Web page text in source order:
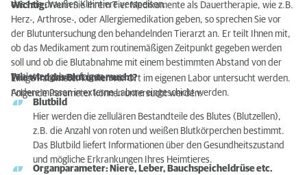
dass sie draußen Kleintiere verspeisen.
Wichtig:Wenn Sie Ihrem Tier Medikamente als Dauertherapie, wie z.B.
Herz-, Arthrose-, oder Allergiemedikation geben, so sprechen Sie vor
der Blutuntersuchung den behandelnden Tierarzt an. Er teilt Ihnen mit,
ob das Medikament zum routinemäßigen Zeitpunkt gegeben werden
soll und ob die Blutabnahme mit einem bestimmten Abstand von der
Tablettengabe erfolgen muss.
Wie wird das Blut untersucht?
Einige Parameter können vor Ort im eigenen Labor untersucht werden.
Andere müssen in externe Labore eingeschickt werden.
Folgende Parameter können untersucht werden:
Blutbild
Hier werden die zellulären Bestandteile des Blutes (Blutzellen),
z.B. die Anzahl von roten und weißen Blutkörperchen bestimmt.
Das Blutbild liefert Informationen über den Gesundheitszustand
und mögliche Erkrankungen Ihres Heimtieres.
Organparameter: Niere, Leber, Bauchspeicheldrüse etc.